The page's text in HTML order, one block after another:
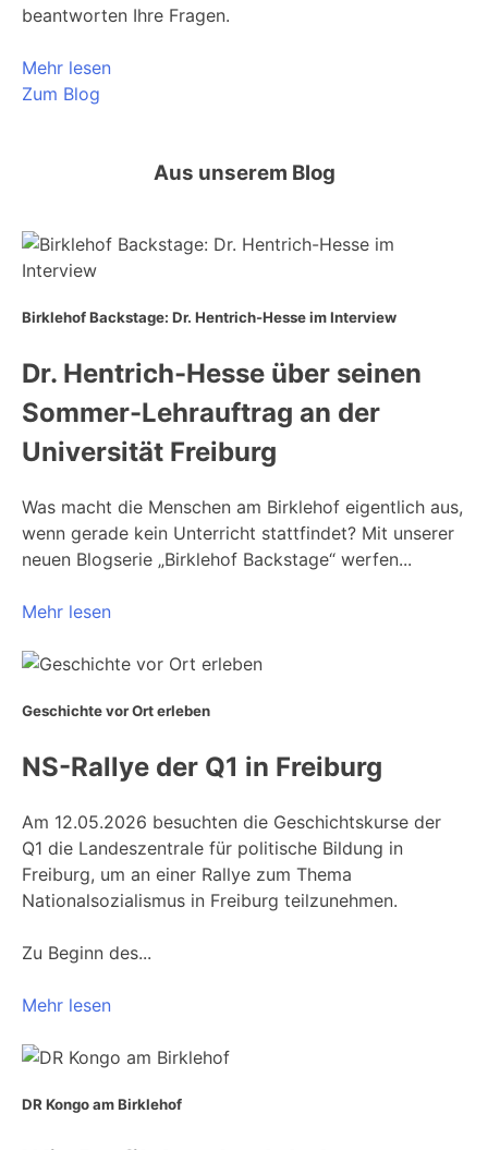
beantworten Ihre Fragen.
Mehr lesen
Zum Blog
Aus unserem Blog
Birklehof Backstage: Dr. Hentrich-Hesse im Interview
Dr. Hentrich-Hesse über seinen
Sommer-Lehrauftrag an der
Universität Freiburg
Was macht die Menschen am Birklehof eigentlich aus,
wenn gerade kein Unterricht stattfindet? Mit unserer
neuen Blogserie „Birklehof Backstage“ werfen...
Mehr lesen
Geschichte vor Ort erleben
NS-Rallye der Q1 in Freiburg
Am 12.05.2026 besuchten die Geschichtskurse der
Q1 die Landeszentrale für politische Bildung in
Freiburg, um an einer Rallye zum Thema
Nationalsozialismus in Freiburg teilzunehmen.
Zu Beginn des...
Mehr lesen
DR Kongo am Birklehof